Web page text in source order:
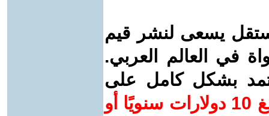
يسعى لنشر قيم
في العالم العربي.
بشكل كامل على
ساهم/ي معنا! بدعمكم بمبلغ 10 دولارات سنويًا أو